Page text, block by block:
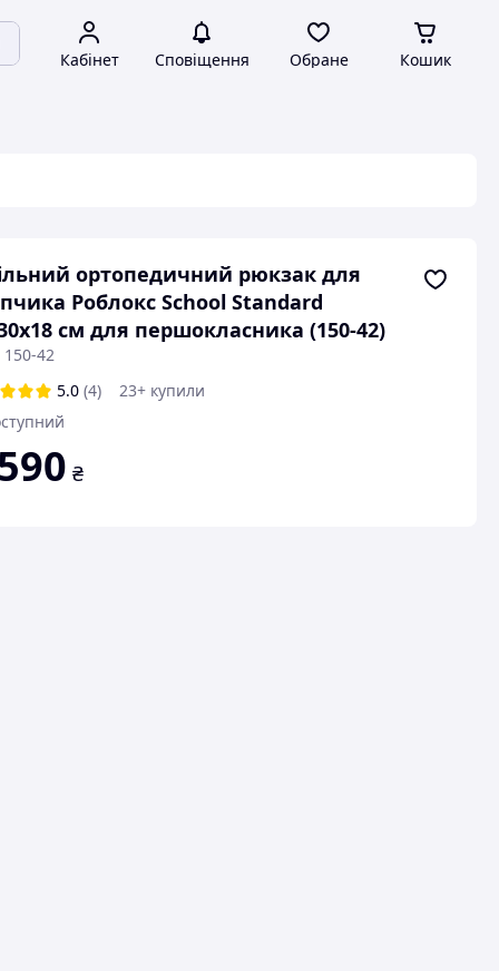
Кабінет Сповіщення Обране Кошик
ортопедичний рюкзак для
Роблокс School Standard
см для першокласника (150-42)
150-42
5.0 (4)
23+ купили
₴